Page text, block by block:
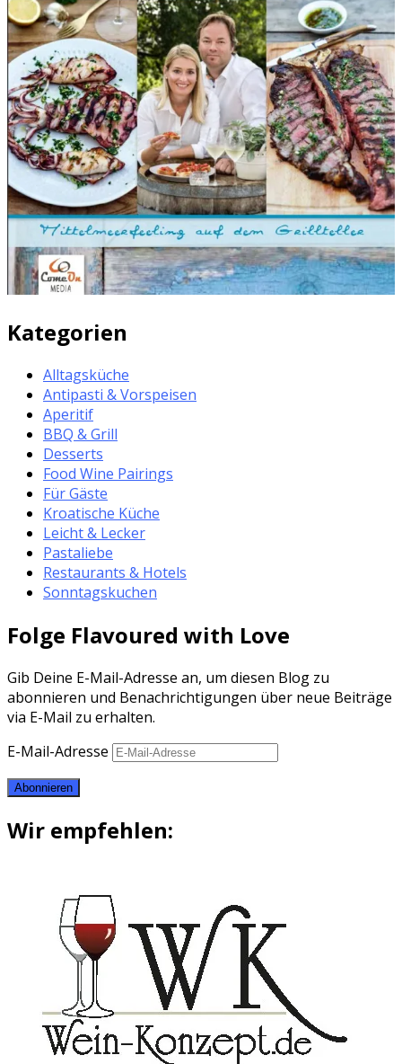
Kategorien
Alltagsküche
Antipasti & Vorspeisen
Aperitif
BBQ & Grill
Desserts
Food Wine Pairings
Für Gäste
Kroatische Küche
Leicht & Lecker
Pastaliebe
Restaurants & Hotels
Sonntagskuchen
Folge Flavoured with Love
Gib Deine E-Mail-Adresse an, um diesen Blog zu
abonnieren und Benachrichtigungen über neue Beiträge
via E-Mail zu erhalten.
E-Mail-Adresse
Abonnieren
Wir empfehlen: